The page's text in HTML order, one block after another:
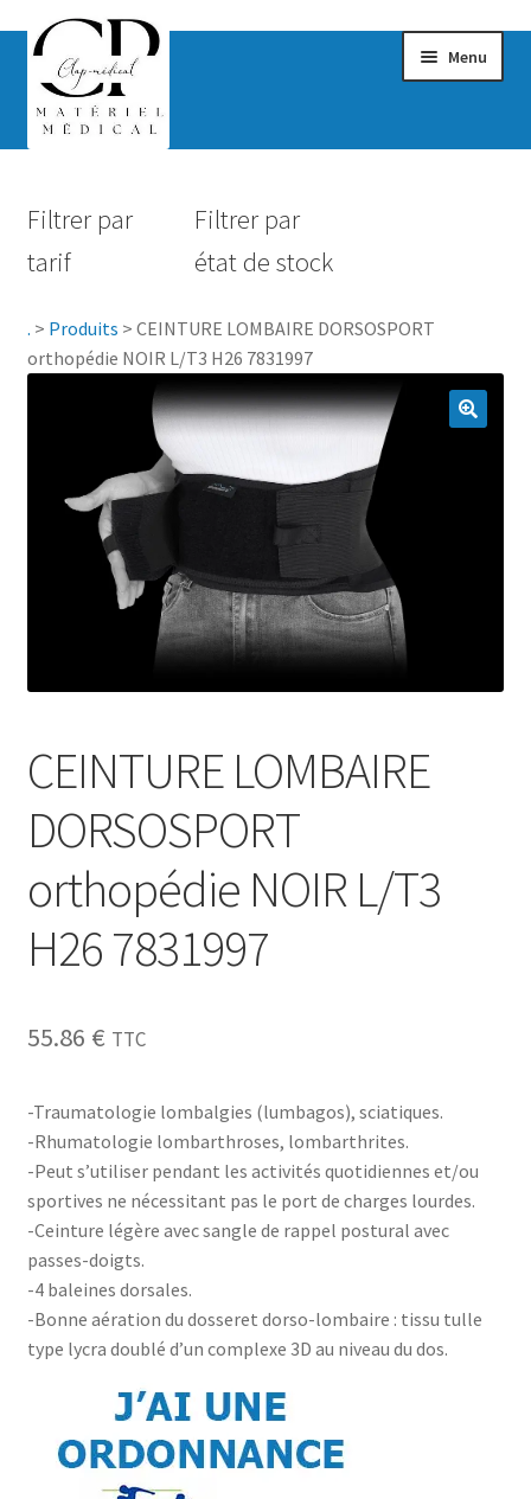
Menu
Hygiène
Rééducation
Accessoires Salle de bain
Vêtements & Chaussures
Sécurité
Filtrer par
tarif
Filtrer par
état de stock
. > Produits > CEINTURE LOMBAIRE DORSOSPORT
orthopédie NOIR L/T3 H26 7831997
CEINTURE LOMBAIRE
DORSOSPORT
orthopédie NOIR L/T3
H26 7831997
55.86 € TTC
-Traumatologie lombalgies (lumbagos), sciatiques.
-Rhumatologie lombarthroses, lombarthrites.
-Peut s’utiliser pendant les activités quotidiennes et/ou
sportives ne nécessitant pas le port de charges lourdes.
-Ceinture légère avec sangle de rappel postural avec
passes-doigts.
-4 baleines dorsales.
-Bonne aération du dosseret dorso-lombaire : tissu tulle
type lycra doublé d’un complexe 3D au niveau du dos.